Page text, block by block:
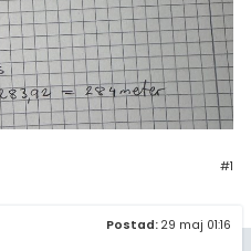
#1
Postad: 29 maj 01:16